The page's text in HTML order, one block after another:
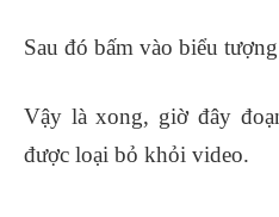
Sau đó bấm vào biểu
Vậy là xong, giờ đây
được loại bỏ khỏi video.